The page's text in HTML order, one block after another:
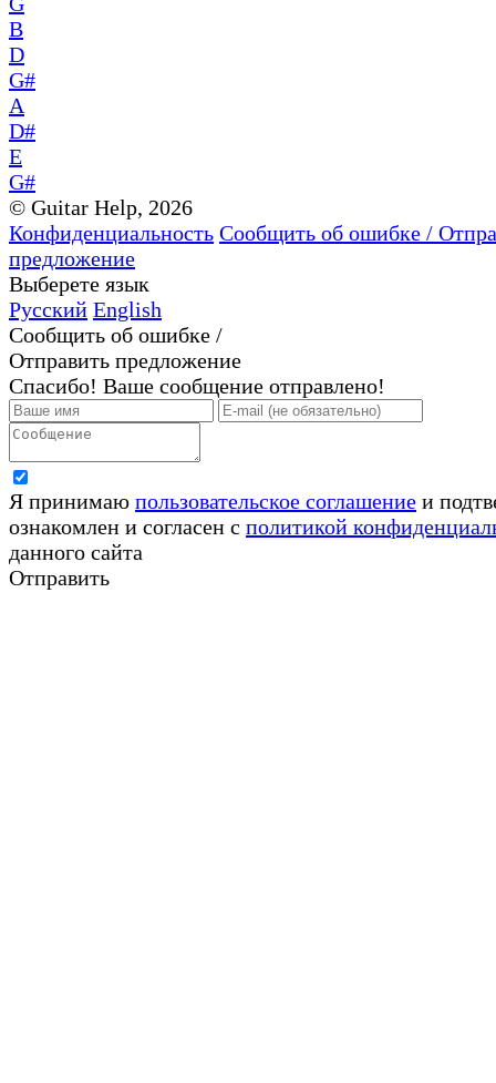
B
D
G#
A
D#
E
G#
© Guitar Help, 2026
Конфиденциальность Сообщить об ошибке /
предложение
Выберете язык
Русский English
Сообщить об ошибке /
Отправить предложение
Спасибо! Ваше сообщение отправлено!
Я принимаю пользовательское соглашение и
ознакомлен и согласен с политикой
данного сайта
Отправить